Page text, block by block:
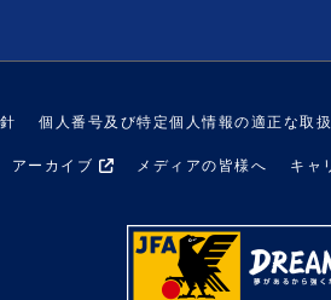
個人番号及び特定個人情報の適正な取
アーカイブ メディアの皆様へ キャ